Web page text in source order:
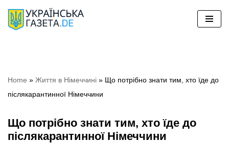
Перейти
Home » Життя в Німеччині » Що потрібно знати тим, хто їде до
післякарантинної Німеччини
Що потрібно знати тим, хто їде до
післякарантинної Німеччини